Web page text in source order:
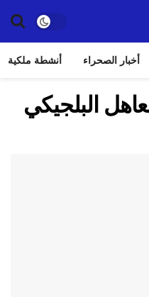
أخبار الصحراء أنشطة ملكية
البلجيكي